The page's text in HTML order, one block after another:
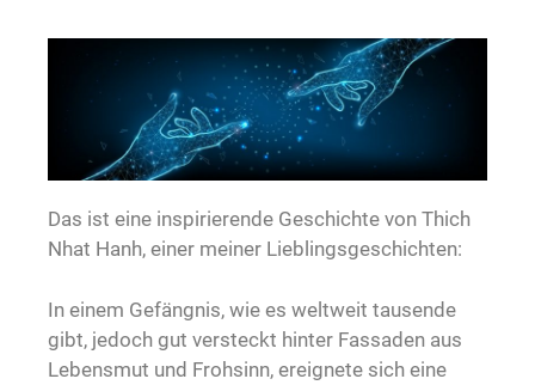
Das ist eine inspirierende Geschichte von Thich
Nhat Hanh, einer meiner Lieblingsgeschichten:
In einem Gefängnis, wie es weltweit tausende
gibt, jedoch gut versteckt hinter Fassaden aus
Lebensmut und Frohsinn, ereignete sich eine